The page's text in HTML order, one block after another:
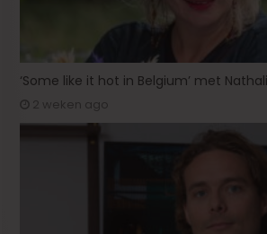
‘Some like it hot in Belgium’ met
2 weken ago